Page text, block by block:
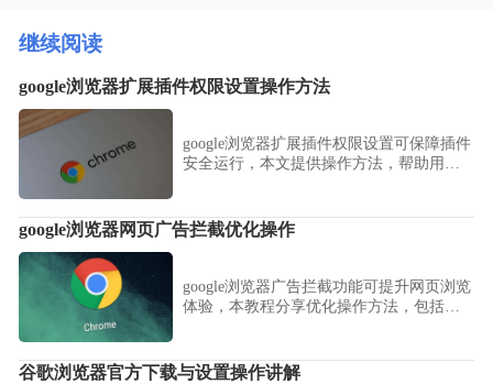
继续阅读
google浏览器扩展插件权限设置操作方法
google浏览器扩展插件权限设置可保障插件
安全运行，本文提供操作方法，帮助用户
google浏览器网页广告拦截优化操作
google浏览器广告拦截功能可提升网页浏览
体验，本教程分享优化操作方法，包括广
谷歌浏览器官方下载与设置操作讲解